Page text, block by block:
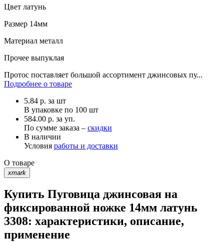
Цвет латунь
Размер 14мм
Материал металл
Прочее выпуклая
Протос поставляет большой ассортимент джинсовых пу...
Подробнее о товаре
5.84 р. за шт
В упаковке по 100 шт
584.00 р. за уп.
По сумме заказа – скидки
В наличии
Условия работы и доставки
О товаре
xmark
Купить Пуговица джинсовая на
фиксированной ножке 14мм латунь
3308: характеристики, описание,
применение